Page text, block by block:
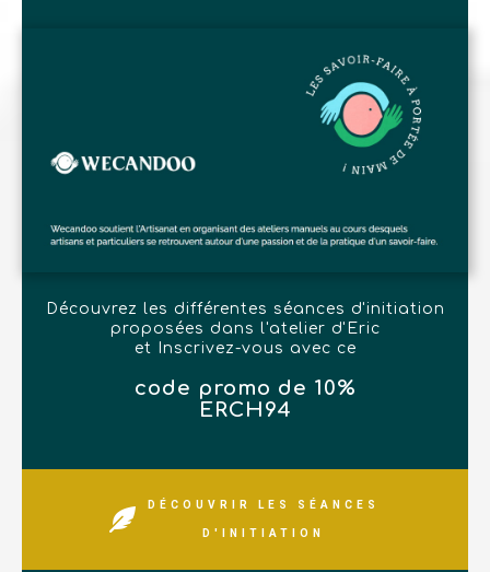
Découvrez les différentes séances d'initiation
proposées dans l'atelier d'Eric
et Inscrivez-vous avec ce
code promo de 10%
ERCH94
DÉCOUVRIR LES SÉANCES
D'INITIATION